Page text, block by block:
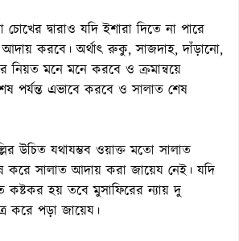
চোখের দ্বারাও যদি ইশারা দিতে না পারে
করবে। অর্থাৎ রুকু, সাজদাহ, দাঁড়ানো,
নিয়ত মনে মনে করবে ও ক্রমান্বয়ে
পর্যন্ত এভাবে করবে ও সালাত শেষ
উচিত যথাযম্ভব ওয়াক্ত মতো সালাত
সালাত আদায় করা জায়েয নেই। যদি
কষ্টকর হয় তবে মুসাফিরের ন্যায় দু
করে পড়া জায়েয।